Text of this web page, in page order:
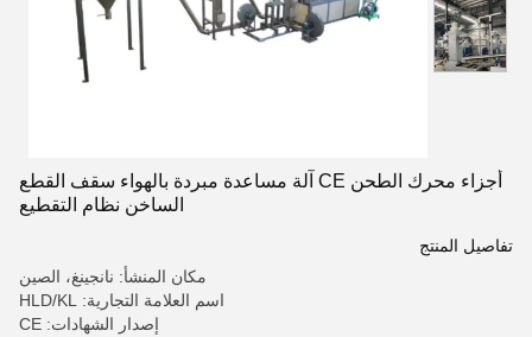
أجزاء محرك الطحن CE آلة مساعدة مبردة بالهواء سقف القطع
الساخن نظام التقطيع
تفاصيل المنتج
مكان المنشأ: نانجينغ، الصين
اسم العلامة التجارية: HLD/KL
إصدار الشهادات: CE